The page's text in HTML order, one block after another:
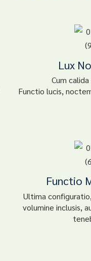
Lux
Cum
Functio lucis,
Functio
Ultima
volumine inclusis,